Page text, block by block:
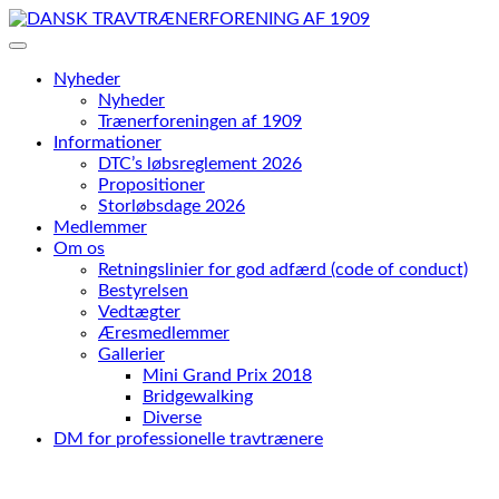
Skip
to
Nyheder
Nyheder
Trænerforeningen af 1909
Informationer
DTC’s løbsreglement 2026
Propositioner
Storløbsdage 2026
Medlemmer
Om os
Retningslinier for god adfærd (code of conduct)
Bestyrelsen
Vedtægter
Æresmedlemmer
Gallerier
Mini Grand Prix 2018
Bridgewalking
Diverse
DM for professionelle travtrænere